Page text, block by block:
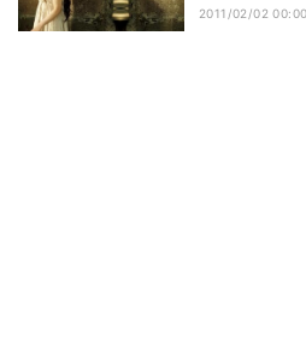
2011/02/02 00:00